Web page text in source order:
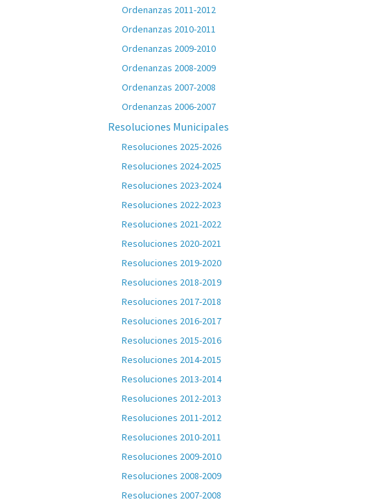
Ordenanzas 2011-2012
Ordenanzas 2010-2011
Ordenanzas 2009-2010
Ordenanzas 2008-2009
Ordenanzas 2007-2008
Ordenanzas 2006-2007
Resoluciones Municipales
Resoluciones 2025-2026
Resoluciones 2024-2025
Resoluciones 2023-2024
Resoluciones 2022-2023
Resoluciones 2021-2022
Resoluciones 2020-2021
Resoluciones 2019-2020
Resoluciones 2018-2019
Resoluciones 2017-2018
Resoluciones 2016-2017
Resoluciones 2015-2016
Resoluciones 2014-2015
Resoluciones 2013-2014
Resoluciones 2012-2013
Resoluciones 2011-2012
Resoluciones 2010-2011
Resoluciones 2009-2010
Resoluciones 2008-2009
Resoluciones 2007-2008